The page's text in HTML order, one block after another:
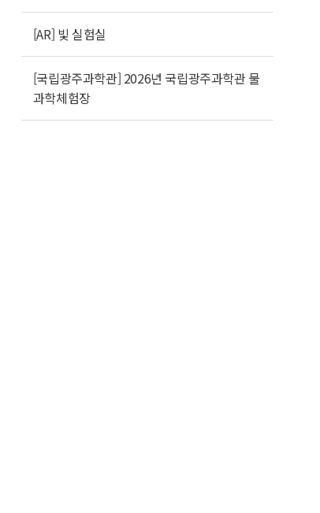
[AR] 빛 실험실
[국립광주과학관] 2026년 국립광주과학관 물
과학체험장